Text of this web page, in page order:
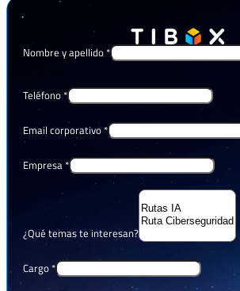
Nombre y apellido *
Teléfono *
Email corporativo *
Empresa *
¿Qué temas te interesan?
Cargo *